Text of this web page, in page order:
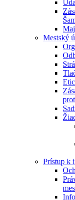
Mestský
Prístup k